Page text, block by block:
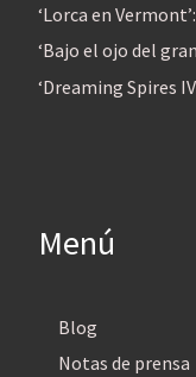
‘Lorca en
‘Bajo el ojo del
‘Dreaming Spires
Menú
Blog
Notas de prensa